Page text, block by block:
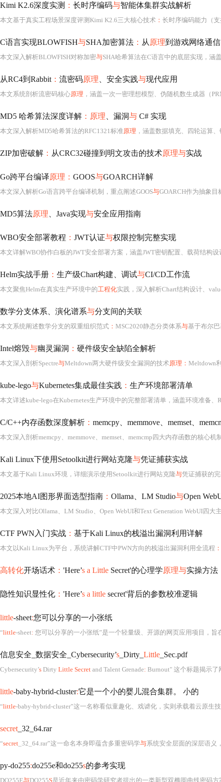
Kimi K2.6深度实测 ： 长时序编码与智能体集群实战解析
本文基于真实工程场景深度评测Kimi K2.6三大核心技术 ： 长时序编码能力（支持13小时连续任务、
C语言实现BLOWFISH与SHA加密算法 ： 从 原理到游戏网络通
本文深入解析BLOWFISH对称加密与SHA哈希算法在C语言中的底层实现，涵
从RC4到Rabbit ： 流密码原理 、安全实践与现代应用
本文系统剖析流密码核心原理 ，涵盖一次一密理想模型、伪随机数生成器（PRNG）设计及同步流
MD5 哈希算法深度详解 ：原理 、漏洞与 C# 实现
本文深入解析MD5哈希算法的RFC1321标准原理 ，涵盖数据填充、四轮运算、链接变量初始化等核心机制；重点剖析王小云团队2004年差分碰撞攻击及其在Flame病毒中的实际应用；明确MD5
ZIP加密破解 ： 从CRC32碰撞到明文攻击的技术原理与实战
Go跨平台编译原理： GOOS与GOARCH详解
本文深入解析Go语言跨平台编译机制，重点阐述GOOS与GOARCH作为抽象目标平台标识符的本质含义，而非简单对应操作系统或CPU型号；详解交叉编
MD5算法原理 、Java实现与安全应用指南
WBO安全部署教程 ： JWT认证与权限控制完整实现
Helm实战手册 ： 生产级Chart构建、调试与CI/CD工作流
本文聚焦Helm在真实生产环境中的工程化实践，深入解析Chart结构设计、values.yaml参数契约、Go
数学分支体系、演化谱系与分支间的关联
本文系统阐述数学分支的双重组织范式 ： MSC2020静态分类体系与基于布尔
Intel熔毁与幽灵漏洞 ： 硬件级安全缺陷全解析
本文深入剖析Spectre与Meltdown两大硬件级安全漏洞的技术原理： Meltdown利用乱序执行突破内核隔离，Spectre通过分支预测器欺骗实现跨进程
kube-lego与Kubernetes集成最佳实践 ： 生产环境部署清单
本文详述kube-lego在Kubernetes生产环境中的完整部署清单，涵盖环境准备、
C/C++内存函数深度解析 ： memcpy、memmove、memset、
本文深入剖析memcpy、memmove、memset、memcmp四大内存函数的核心机
Kali Linux下使用Setoolkit进行网站克隆与凭证捕获实战
本文基于Kali Linux环境，详细演示使用Setoolkit进行网站克隆与凭证捕获的
2025本地AI图形界面选型指南 ： Ollama、LM Studio与Open
CTF PWN入门实战 ： 基于Kali Linux的栈溢出漏洞利用详解
本文以Kali Linux为平台，系统讲解CTF中PWN方向的栈溢出漏洞利用全流程 ：
高转化开场话术 ： 'Here’s a Little Secret'的心理学原理与实操方法
隐性知识显性化 ： 'Here’s a little secret'背后的参数校准逻辑
little-sheet:您可以分享的一小张纸
“little-sheet: 您可以分享的一小张纸”是一个轻量级、开源的网页应用项目，旨在提供一种极简方式让用户创建、编辑并分享小型电子表格数据，其核心设计理念是“一张可共享的小纸片”，
信息安全_数据安全_Cybersecurity’s _Dirty_ Little _Sec.pdf
Cybersecurity’s Dirty Little Secret and Talent Grenade: Burnout" 这个标题揭示了网络安
little-baby-hybrid-cluster:它是一个小的婴儿混合集群。 小的
“little-baby-hybrid-cluster”这一名称看似童趣化、戏谑化，实则承载着云原生技术演进中一个极具代表性的轻量级混合集群实践范式。其标题中“小
secret _32_64.rar
“secret _32_64.rar”这一命名本身即蕴含多重密码学与系统安全层面的深层语义
py-do255:do255e和do255s的参考实现
DO255E与DO255S是近年来由密码学研究者提出的一类新型双椭圆曲线密码方案，属于椭圆曲线密码学（Elliptic Curve Cryptography, ECC）的前沿分支，其